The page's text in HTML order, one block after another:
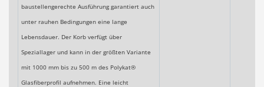
baustellengerechte Ausführung garantiert auch
unter rauhen Bedingungen eine lange
Lebensdauer. Der Korb verfügt über
Speziallager und kann in der größten Variante
mit 1000 mm bis zu 500 m des Polykat®
Glasfiberprofil aufnehmen. Eine leicht